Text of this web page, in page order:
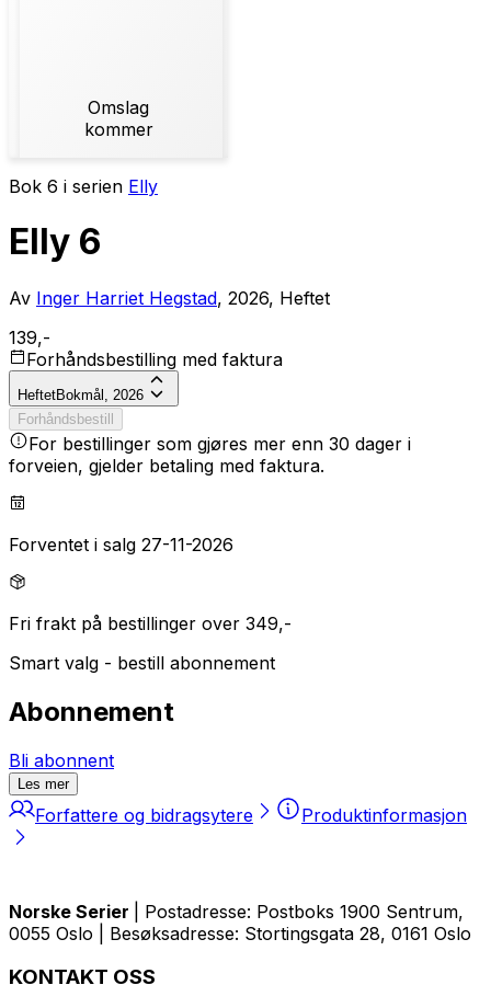
Omslag
kommer
Bok 6 i serien Elly
Elly 6
Av Inger Harriet Hegstad, 2026, Heftet
139,-
Forhåndsbestilling med faktura
HeftetBokmål, 2026
Forhåndsbestill
For bestillinger som gjøres mer enn 30 dager i
forveien, gjelder betaling med faktura.
Forventet i salg 27-11-2026
Fri frakt på bestillinger over 349,-
Smart valg - bestill abonnement
Abonnement
Bli abonnent
Les mer
Forfattere og bidragsytere Produktinformasjon
Norske Serier
| Postadresse: Postboks 1900 Sentrum,
0055 Oslo | Besøksadresse: Stortingsgata 28, 0161 Oslo
KONTAKT OSS